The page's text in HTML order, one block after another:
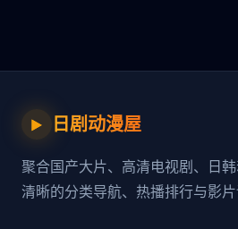
▶ 日剧动漫屋
聚合国产大片、高清电视剧、日
清晰的分类导航、热播排行与影片